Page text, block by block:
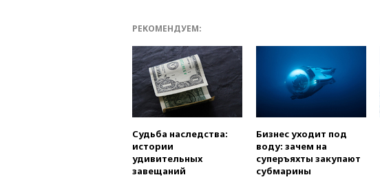
РЕКОМЕНДУЕМ:
Судьба наследства:
истории
удивительных
завещаний
Бизнес уходит под
воду: зачем на
суперъяхты закупают
субмарины